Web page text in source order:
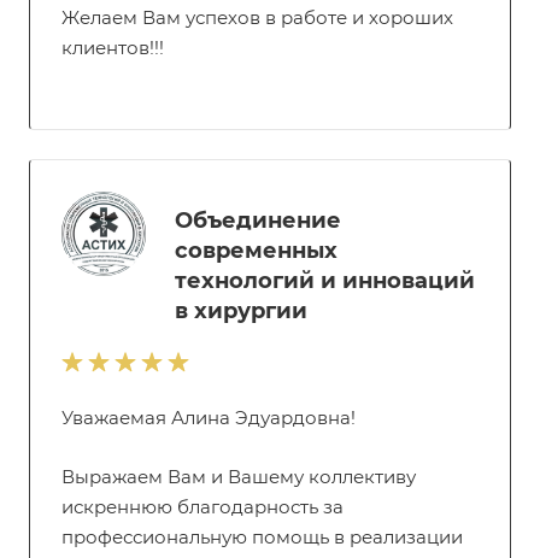
Желаем Вам успехов в работе и хороших
клиентов!!!
Объединение
современных
технологий и инноваций
в хирургии
Уважаемая Алина Эдуардовна!
Выражаем Вам и Вашему коллективу
искреннюю благодарность за
профессиональную помощь в реализации